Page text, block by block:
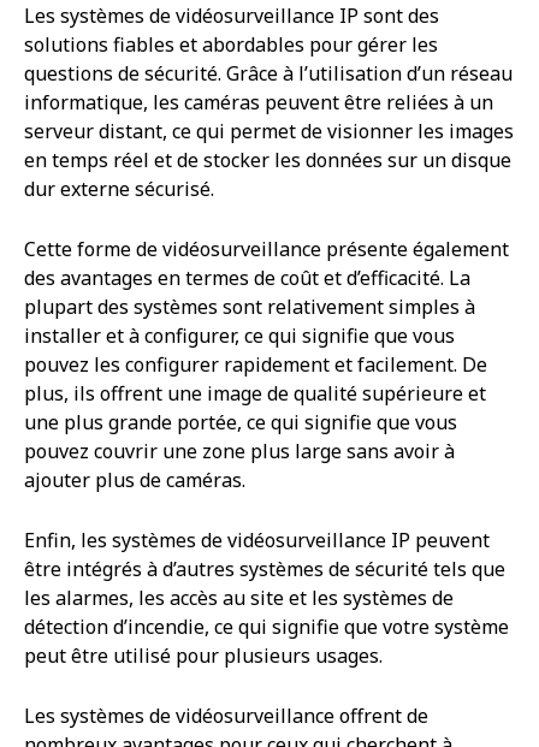
Les systèmes de vidéosurveillance IP sont des
solutions fiables et abordables pour gérer les
questions de sécurité. Grâce à l’utilisation d’un réseau
informatique, les caméras peuvent être reliées à un
serveur distant, ce qui permet de visionner les images
en temps réel et de stocker les données sur un disque
dur externe sécurisé.
Cette forme de vidéosurveillance présente également
des avantages en termes de coût et d’efficacité. La
plupart des systèmes sont relativement simples à
installer et à configurer, ce qui signifie que vous
pouvez les configurer rapidement et facilement. De
plus, ils offrent une image de qualité supérieure et
une plus grande portée, ce qui signifie que vous
pouvez couvrir une zone plus large sans avoir à
ajouter plus de caméras.
Enfin, les systèmes de vidéosurveillance IP peuvent
être intégrés à d’autres systèmes de sécurité tels que
les alarmes, les accès au site et les systèmes de
détection d’incendie, ce qui signifie que votre système
peut être utilisé pour plusieurs usages.
Les systèmes de vidéosurveillance offrent de